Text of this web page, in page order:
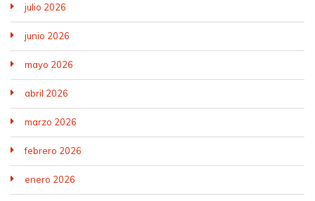
julio 2026
junio 2026
mayo 2026
abril 2026
marzo 2026
febrero 2026
enero 2026